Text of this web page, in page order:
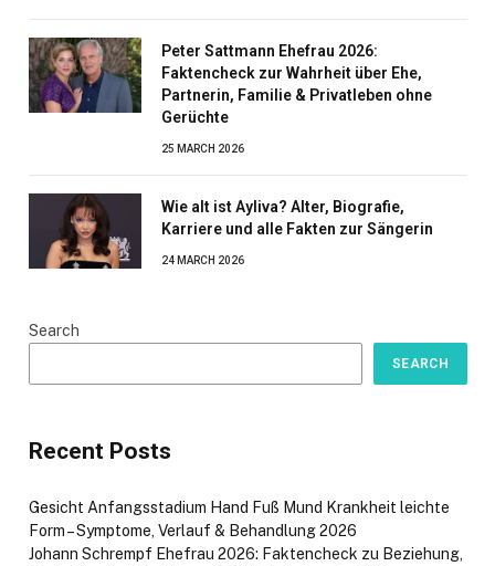
Peter Sattmann Ehefrau 2026:
Faktencheck zur Wahrheit über Ehe,
Partnerin, Familie & Privatleben ohne
Gerüchte
25 MARCH 2026
Wie alt ist Ayliva? Alter, Biografie,
Karriere und alle Fakten zur Sängerin
24 MARCH 2026
Search
SEARCH
Recent Posts
Gesicht Anfangsstadium Hand Fuß Mund Krankheit leichte
Form – Symptome, Verlauf & Behandlung 2026
Johann Schrempf Ehefrau 2026: Faktencheck zu Beziehung,